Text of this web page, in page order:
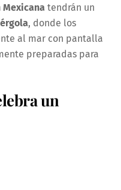
Mexicana tendrán un
, donde los
al mar con pantalla
preparadas para
un